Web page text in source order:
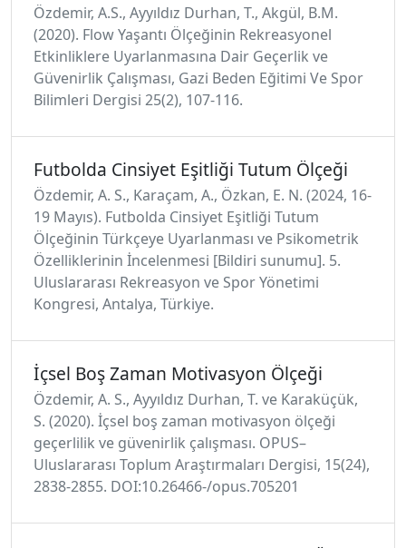
Özdemir, A.S., Ayyıldız Durhan, T., Akgül, B.M.
(2020). Flow Yaşantı Ölçeğinin Rekreasyonel
Etkinliklere Uyarlanmasına Dair Geçerlik ve
Güvenirlik Çalışması, Gazi Beden Eğitimi Ve Spor
Bilimleri Dergisi 25(2), 107-116.
Futbolda Cinsiyet Eşitliği Tutum Ölçeği
Özdemir, A. S., Karaçam, A., Özkan, E. N. (2024, 16-
19 Mayıs). Futbolda Cinsiyet Eşitliği Tutum
Ölçeğinin Türkçeye Uyarlanması ve Psikometrik
Özelliklerinin İncelenmesi [Bildiri sunumu]. 5.
Uluslararası Rekreasyon ve Spor Yönetimi
Kongresi, Antalya, Türkiye.
İçsel Boş Zaman Motivasyon Ölçeği
Özdemir, A. S., Ayyıldız Durhan, T. ve Karaküçük,
S. (2020). İçsel boş zaman motivasyon ölçeği
geçerlilik ve güvenirlik çalışması. OPUS–
Uluslararası Toplum Araştırmaları Dergisi, 15(24),
2838-2855. DOI:10.26466-/opus.705201